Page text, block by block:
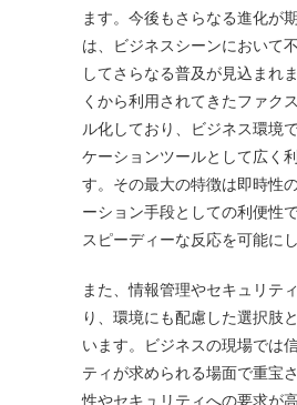
ます。今後もさらなる進化が
は、ビジネスシーンにおいて
してさらなる普及が見込まれ
くから利用されてきたファク
ル化しており、ビジネス環境
ケーションツールとして広く
す。その最大の特徴は即時性
ーション手段としての利便性
スピーディーな反応を可能に
また、情報管理やセキュリテ
り、環境にも配慮した選択肢
います。ビジネスの現場では
ティが求められる場面で重宝
性やセキュリティへの要求が高